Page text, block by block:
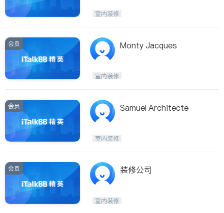
室内装修
会员 Monty Jacques
室内装修
会员 Samuel Architecte
室内装修
会员 装修公司
室内装修